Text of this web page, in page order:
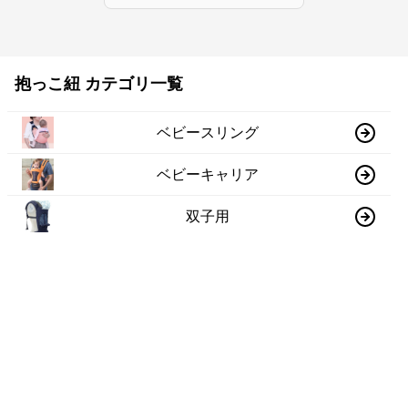
抱っこ紐 カテゴリ一覧
ベビースリング
ベビーキャリア
双子用